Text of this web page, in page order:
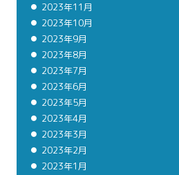
2023年11月
2023年10月
2023年9月
2023年8月
2023年7月
2023年6月
2023年5月
2023年4月
2023年3月
2023年2月
2023年1月